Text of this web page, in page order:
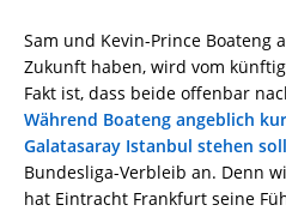
Sam und Kevin-Prince Boateng
Zukunft haben, wird vom
Fakt ist, dass beide offenbar
Während Boateng angeblich
Galatasaray Istanbul stehen soll
Bundesliga-Verbleib an. Denn
hat Eintracht Frankfurt seine